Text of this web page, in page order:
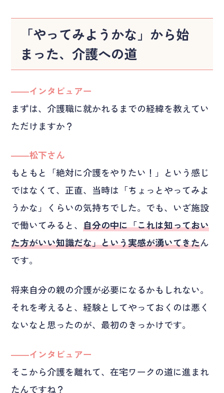
「やってみようかな」から始
まった、介護への道
――インタビュアー
まずは、介護職に就かれるまでの経緯を教えてい
ただけますか？
――松下さん
もともと「絶対に介護をやりたい！」という感じ
ではなくて、正直、当時は「ちょっとやってみよ
うかな」くらいの気持ちでした。でも、いざ施設
で働いてみると、自分の中に「これは知っておい
た方がいい知識だな」という実感が湧いてきたん
です。
将来自分の親の介護が必要になるかもしれない。
それを考えると、経験としてやっておくのは悪く
ないなと思ったのが、最初のきっかけです。
――インタビュアー
そこから介護を離れて、在宅ワークの道に進まれ
たんですね？